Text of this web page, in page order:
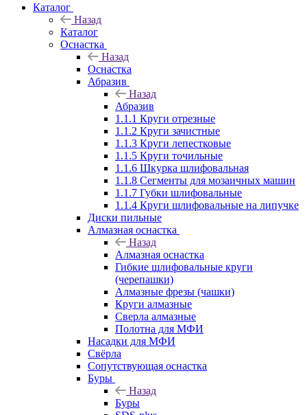
Каталог
Назад
Каталог
Оснастка
Назад
Оснастка
Абразив
Назад
Абразив
1.1.1 Круги отрезные
1.1.2 Круги зачистные
1.1.3 Круги лепестковые
1.1.5 Круги точильные
1.1.6 Шкурка шлифовальная
1.1.8 Сегменты для мозаичных машин
1.1.7 Губки шлифовальные
1.1.4 Круги шлифовальные на липучке
Диски пильные
Алмазная оснастка
Назад
Алмазная оснастка
Гибкие шлифовальные круги
(черепашки)
Алмазные фрезы (чашки)
Круги алмазные
Сверла алмазные
Полотна для МФИ
Насадки для МФИ
Свёрла
Сопутствующая оснастка
Буры
Назад
Буры